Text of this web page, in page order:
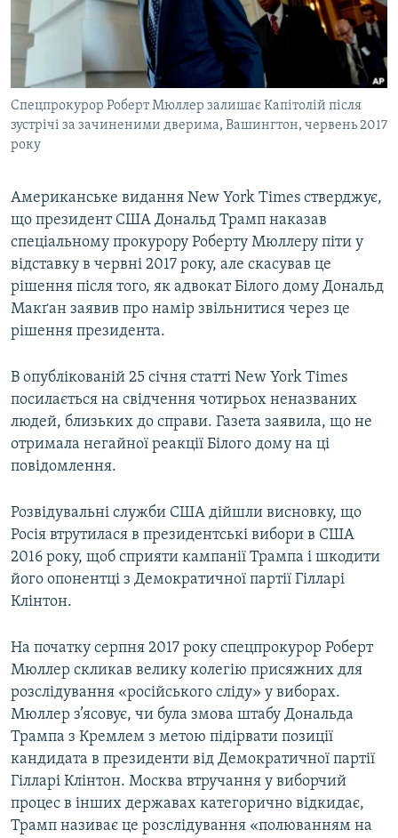
ВІДЕОУРОКИ «ELIFBE»
СВІДЧЕННЯ ОКУПАЦІЇ
УКРАЇНСЬКА ПРОБЛЕМА КРИМУ
ІНФОГРАФІКА
Русский
Qırımtatar
ДОЛУЧАЙСЯ!
Усі сайти RFE/RL
Спецпрокурор Роберт Мюллер залишає Капітолій після
зустрічі за зачиненими дверима, Вашингтон, червень 2017
року
Американське видання New York Times стверджує,
що президент США Дональд Трамп наказав
спеціальному прокурору Роберту Мюллеру піти у
відставку в червні 2017 року, але скасував це
рішення після того, як адвокат Білого дому Дональд
Макґан заявив про намір звільнитися через це
рішення президента.
В опублікованій 25 січня статті New York Times
посилається на свідчення чотирьох неназваних
людей, близьких до справи. Газета заявила, що не
отримала негайної реакції Білого дому на ці
повідомлення.
Розвідувальні служби США дійшли висновку, що
Росія втрутилася в президентські вибори в США
2016 року, щоб сприяти кампанії Трампа і шкодити
його опонентці з Демократичної партії Гілларі
Клінтон.
На початку серпня 2017 року спецпрокурор Роберт
Мюллер скликав велику колегію присяжних для
розслідування «російського сліду» у виборах.
Мюллер з’ясовує, чи була змова штабу Дональда
Трампа з Кремлем з метою підірвати позиції
кандидата в президенти від Демократичної партії
Гілларі Клінтон. Москва втручання у виборчий
процес в інших державах категорично відкидає,
Трамп називає це розслідування «полюванням на